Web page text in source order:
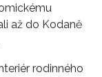
až do Kodaně
rodinného